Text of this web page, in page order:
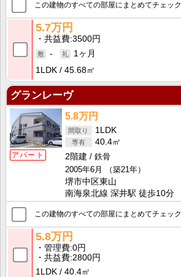
この建物のすべての部屋にまとめてチェック
5.7万円
共益費 3500円
-
1ヶ月
1LDK
45.68㎡
グランレーヴ
アパート
5.8万円
1LDK
40.4㎡
2階建
鉄骨
2005年6月
（築21年）
堺市中区東山
南海泉北線 深井駅 徒歩10分
この建物のすべての部屋にまとめてチェック
5.8万円
管理費 0円
共益費 2800円
1LDK
40.4㎡